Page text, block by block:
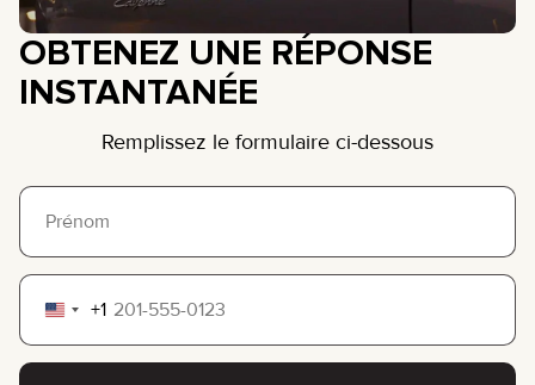
OBTENEZ UNE RÉPONSE
INSTANTANÉE
Remplissez le formulaire ci-dessous
United
States
+1